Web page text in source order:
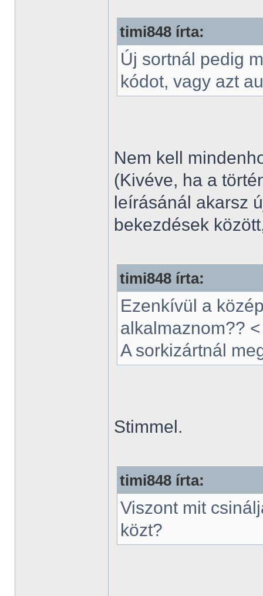
timi848 írta:
Új sortnál pedig
kódot, vagy azt
Nem kell
(Kivéve, ha a
leírásánál akarsz
bekezdések
timi848 írta:
Ezenkívül a
alkalmaznom??
A sorkizártnál
Stimmel.
timi848 írta:
Viszont mit
közt?